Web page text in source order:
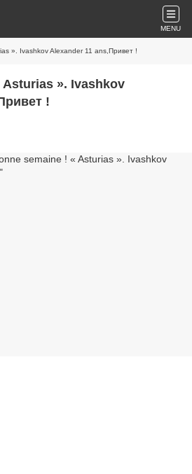
MENU
». Ivashkov Alexander 11 ans,Привет !
Alexander 11 ans,Привет !